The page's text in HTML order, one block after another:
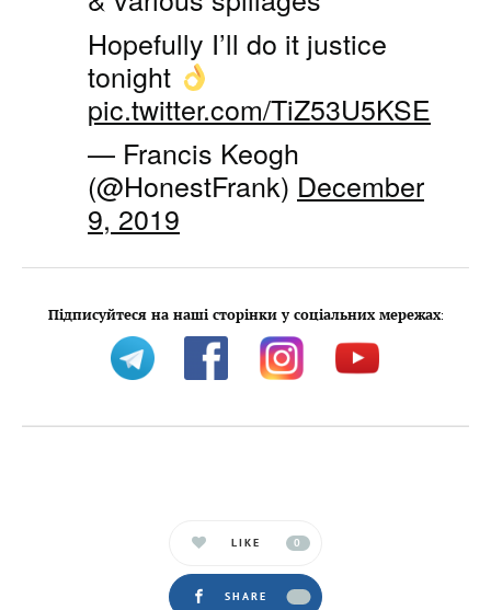
Hopefully I’ll do it justice
tonight
pic.twitter.com/TiZ53U5KSE
— Francis Keogh
(@HonestFrank) December
9, 2019
Підписуйтеся на наші сторінки у соціальних мережах:
LIKE 0
SHARE